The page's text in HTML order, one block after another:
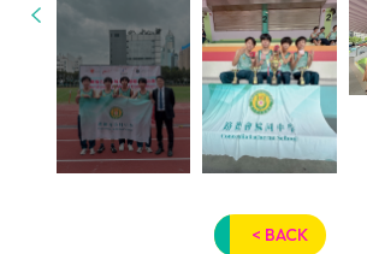
< BACK